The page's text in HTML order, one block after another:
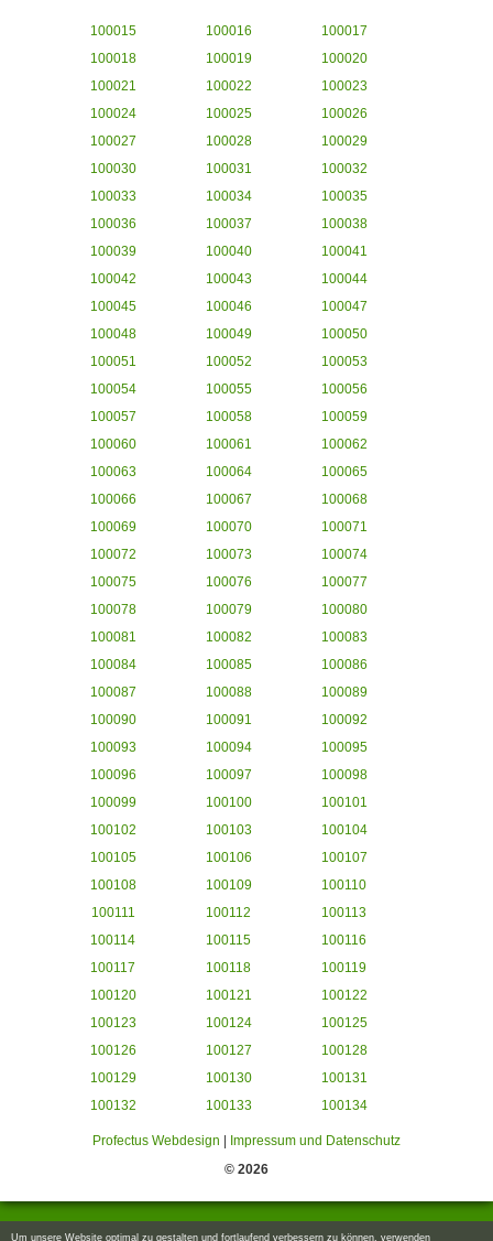
100015 100016
100017
100018
100019
100020
100021
100022
100023
100024
100025
100026
100027
100028
100029
100030
100031
100032
100033
100034
100035
100036
100037
100038
100039
100040
100041
100042
100043
100044
100045
100046
100047
100048
100049
100050
100051
100052
100053
100054
100055
100056
100057
100058
100059
100060
100061
100062
100063
100064
100065
100066
100067
100068
100069
100070
100071
100072
100073
100074
100075
100076
100077
100078
100079
100080
100081
100082
100083
100084
100085
100086
100087
100088
100089
100090
100091
100092
100093
100094
100095
100096
100097
100098
100099
100100
100101
100102
100103
100104
100105
100106
100107
100108
100109
100110
100111
100112
100113
100114
100115
100116
100117
100118
100119
100120
100121
100122
100123
100124
100125
100126
100127
100128
100129
100130
100131
100132
100133 100134
Profectus Webdesign
Impressum und Datenschutz
© 2026
Um unsere Website optimal zu gestalten und fortlaufend verbessern zu können, verwenden